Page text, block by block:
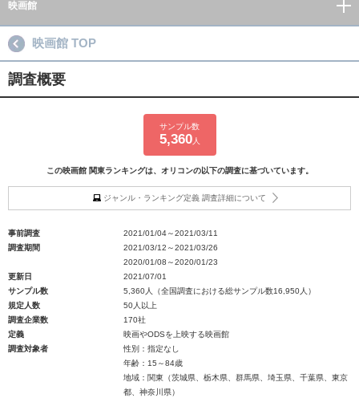
映画館
映画館 TOP
調査概要
サンプル数
5,360人
この映画館 関東ランキングは、オリコンの以下の調査に基づいています。
ジャンル・ランキング定義 調査詳細について
事前調査
2021/01/04～2021/03/11
調査期間
2021/03/12～2021/03/26
2020/01/08～2020/01/23
更新日
2021/07/01
サンプル数
5,360人（全国調査における総サンプル数16,950人）
規定人数
50人以上
調査企業数
170社
定義
映画やODSを上映する映画館
調査対象者
性別：指定なし
年齢：15～84歳
地域：関東（茨城県、栃木県、群馬県、埼玉県、千葉県、東京
都、神奈川県）